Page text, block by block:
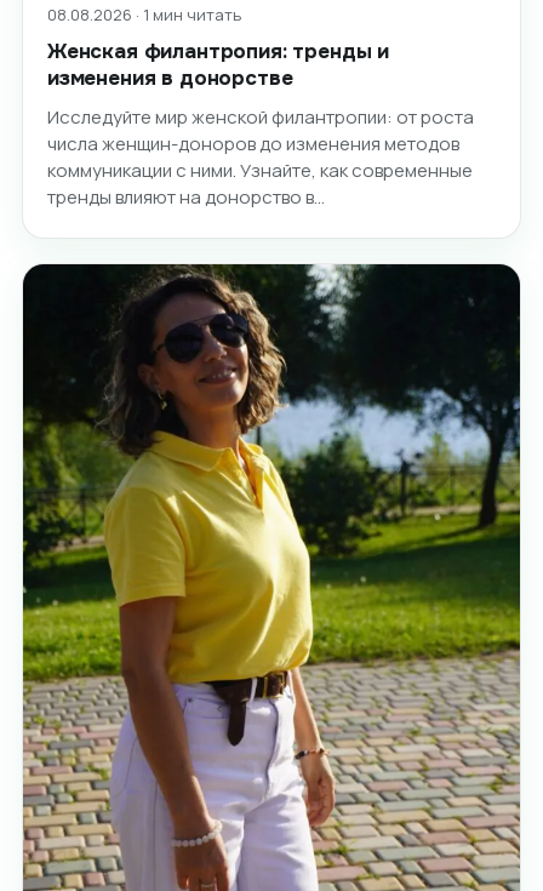
08.08.2026 · 1 мин читать
Женская филантропия: тренды и
изменения в донорстве
Исследуйте мир женской филантропии: от роста
числа женщин-доноров до изменения методов
коммуникации с ними. Узнайте, как современные
тренды влияют на донорство в…